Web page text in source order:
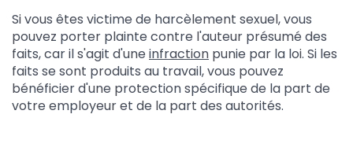
Si vous êtes victime de harcèlement sexuel, vous
pouvez porter plainte contre l'auteur présumé des
faits, car il s'agit d'une infraction punie par la loi. Si les
faits se sont produits au travail, vous pouvez
bénéficier d'une protection spécifique de la part de
votre employeur et de la part des autorités.